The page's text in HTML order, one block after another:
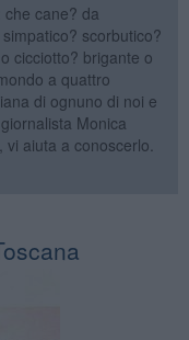
cane? da
scorbutico?
cicciotto? brigante o
a quattro
di ognuno di noi e
Monica
aiuta a conoscerlo.